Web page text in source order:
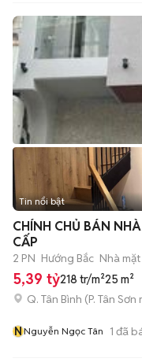
Tin nổi bật
CHÍNH CHỦ BÁN
CẤP
2 PN Hướng Bắc Nhà
5,39 tỷ218 tr/m²25 m²
Q. Tân Bình (P. Tân Sơn
NNguyễn Ngọc Tân 1 đã